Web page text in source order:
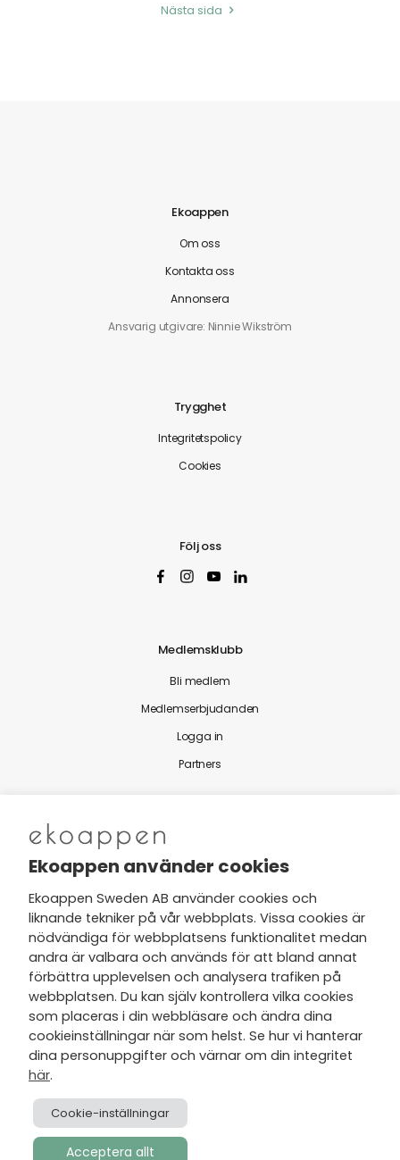
Nästa sida
Ekoappen
Om oss
Kontakta oss
Annonsera
Ansvarig utgivare: Ninnie Wikström
Trygghet
Integritetspolicy
Cookies
Följ oss
Medlemsklubb
Bli medlem
Medlemserbjudanden
Logga in
Partners
Nytt från Ekoappen
Jag har tagit del av Ekoappens
personuppgifts- och
integritetspolicyoch tar gärna del
av nyheter, hälsotips och exklusiva
erbjudanden via min e-post.
Ekoappen använder cookies
Ekoappen Sweden AB använder cookies och
liknande tekniker på vår webbplats. Vissa cookies är
nödvändiga för webbplatsens funktionalitet medan
andra är valbara och används för att bland annat
förbättra upplevelsen och analysera trafiken på
webbplatsen. Du kan själv kontrollera vilka cookies
som placeras i din webbläsare och ändra dina
cookieinställningar när som helst. Se hur vi hanterar
dina personuppgifter och värnar om din integritet
här.
Cookie-inställningar
Acceptera allt